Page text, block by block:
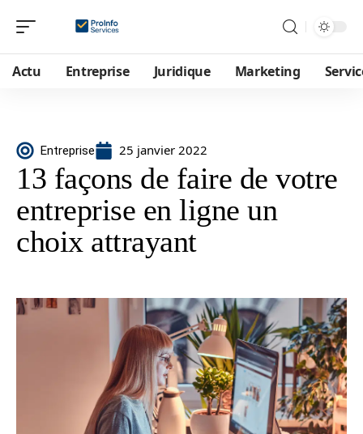
Actu Entreprise Juridique Marketing
Entreprise 25 janvier 2022
13 façons de faire de votre
entreprise en ligne un
choix attrayant